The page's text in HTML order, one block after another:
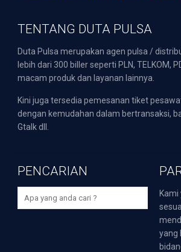
TENTANG DUTA PULSA
Duta Pulsa merupakan agen pulsa /
lebih dari 300 biller seperti PLN, TELKOM,
macam produk dan layanan lainnya.
Kini juga tersedia pemesanan tiket
dengan kemudahan dalam bertransaksi,
Gtalk dll.
PENCARIAN
yang